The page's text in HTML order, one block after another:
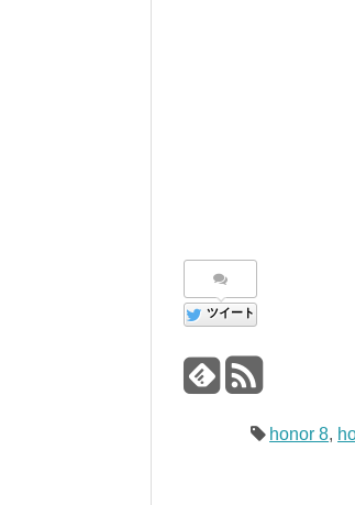
ツイート
honor 8,